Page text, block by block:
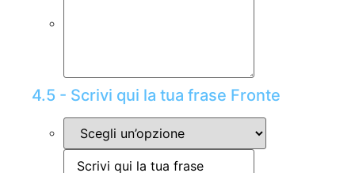
4.5 - Scrivi qui la tua frase Fronte